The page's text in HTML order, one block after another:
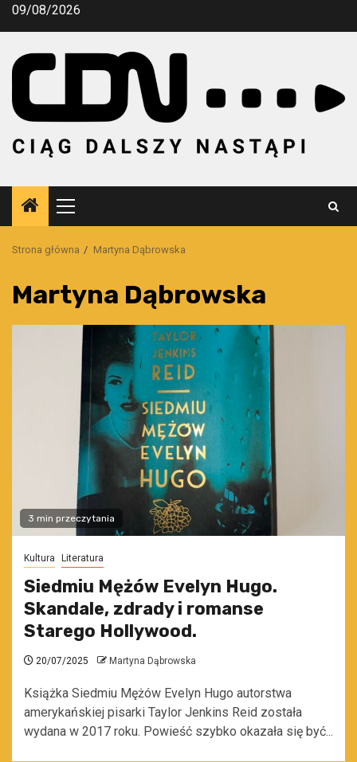
Przejdź
09/08/2026
Menu
główne
Strona główna Martyna Dąbrowska
Martyna Dąbrowska
3 min przeczytania
Kultura Literatura
Siedmiu Mężów Evelyn Hugo.
Skandale, zdrady i romanse
Starego Hollywood.
20/07/2025 Martyna Dąbrowska
Książka Siedmiu Mężów Evelyn Hugo autorstwa
amerykańskiej pisarki Taylor Jenkins Reid została
wydana w 2017 roku. Powieść szybko okazała się być...